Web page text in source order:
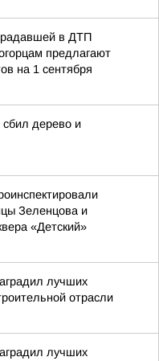
в ДТП
предлагают
на 1 сентября
дерево и
Зеленцова и
«Детский»
лучших
отрасли
лучших